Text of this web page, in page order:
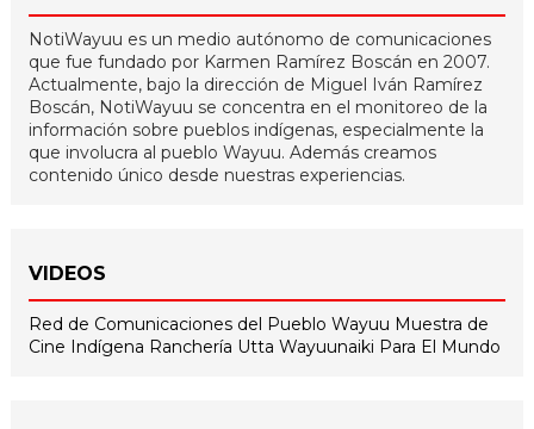
NotiWayuu es un medio autónomo de comunicaciones
que fue fundado por Karmen Ramírez Boscán en 2007.
Actualmente, bajo la dirección de Miguel Iván Ramírez
Boscán, NotiWayuu se concentra en el monitoreo de la
información sobre pueblos indígenas, especialmente la
que involucra al pueblo Wayuu. Además creamos
contenido único desde nuestras experiencias.
VIDEOS
Red de Comunicaciones del Pueblo Wayuu Muestra de
Cine Indígena Ranchería Utta Wayuunaiki Para El Mundo